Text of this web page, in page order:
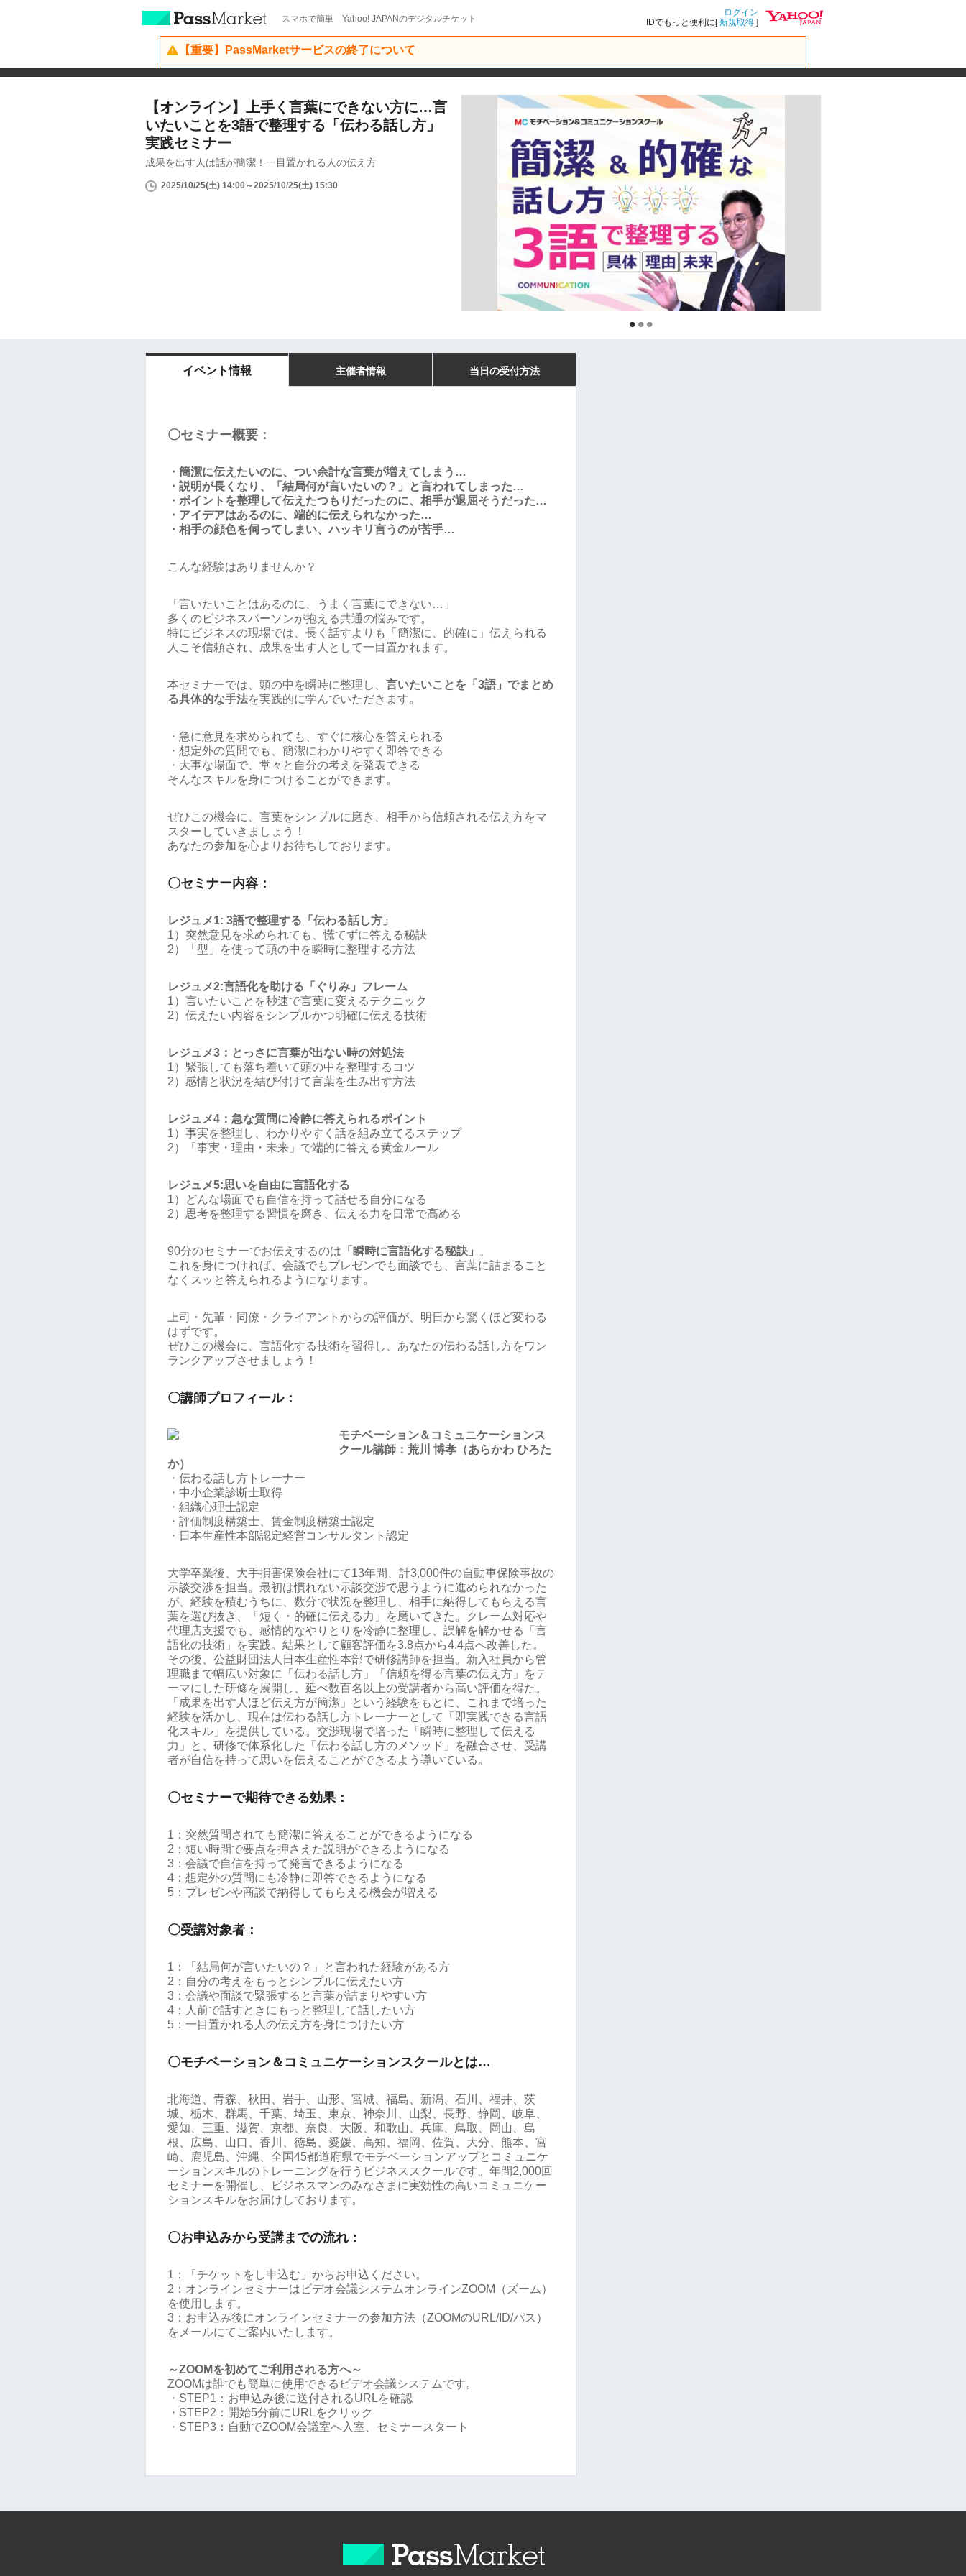
スマホで簡単 Yahoo! JAPANのデジタルチケット
ログイン
IDでもっと便利に[新規取得 ]
【重要】PassMarketサービスの終了について
【オンライン】上手く言葉にできない方に…言
いたいことを3語で整理する「伝わる話し方」
実践セミナー
成果を出す人は話が簡潔！一目置かれる人の伝え方
2025/10/25(土) 14:00～2025/10/25(土) 15:30
イベント情報 主催者情報 当日の受付方法
〇セミナー概要：
・簡潔に伝えたいのに、つい余計な言葉が増えてしまう…
・説明が長くなり、「結局何が言いたいの？」と言われてしまった…
・ポイントを整理して伝えたつもりだったのに、相手が退屈そうだった…
・アイデアはあるのに、端的に伝えられなかった…
・相手の顔色を伺ってしまい、ハッキリ言うのが苦手…
こんな経験はありませんか？
「言いたいことはあるのに、うまく言葉にできない…」
多くのビジネスパーソンが抱える共通の悩みです。
特にビジネスの現場では、長く話すよりも「簡潔に、的確に」伝えられる
人こそ信頼され、成果を出す人として一目置かれます。
本セミナーでは、頭の中を瞬時に整理し、 言いたいことを「3語」でまとめ
る具体的な手法を実践的に学んでいただきます。
・急に意見を求められても、すぐに核心を答えられる
・想定外の質問でも、簡潔にわかりやすく即答できる
・大事な場面で、堂々と自分の考えを発表できる
そんなスキルを身につけることができます。
ぜひこの機会に、言葉をシンプルに磨き、相手から信頼される伝え方をマ
スターしていきましょう！
あなたの参加を心よりお待ちしております。
〇セミナー内容：
レジュメ1: 3語で整理する「伝わる話し方」
1）突然意見を求められても、慌てずに答える秘訣
2）「型」を使って頭の中を瞬時に整理する方法
レジュメ2:言語化を助ける「ぐりみ」フレーム
1）言いたいことを秒速で言葉に変えるテクニック
2）伝えたい内容をシンプルかつ明確に伝える技術
レジュメ3：とっさに言葉が出ない時の対処法
1）緊張しても落ち着いて頭の中を整理するコツ
2）感情と状況を結び付けて言葉を生み出す方法
レジュメ4：急な質問に冷静に答えられるポイント
1）事実を整理し、わかりやすく話を組み立てるステップ
2）「事実・理由・未来」で端的に答える黄金ルール
レジュメ5:思いを自由に言語化する
1）どんな場面でも自信を持って話せる自分になる
2）思考を整理する習慣を磨き、伝える力を日常で高める
90分のセミナーでお伝えするのは 「瞬時に言語化する秘訣」
。
これを身につければ、会議でもプレゼンでも面談でも、言葉に詰まること
なくスッと答えられるようになります。
上司・先輩・同僚・クライアントからの評価が、明日から驚くほど変わる
はずです。
ぜひこの機会に、言語化する技術を習得し、あなたの伝わる話し方をワン
ランクアップさせましょう！
〇講師プロフィール：
モチベーション＆コミュニケーションス
クール講師：荒川 博孝（あらかわ ひろた
か）
・伝わる話し方トレーナー
・中小企業診断士取得
・組織心理士認定
・評価制度構築士、賃金制度構築士認定
・日本生産性本部認定経営コンサルタント認定
大学卒業後、大手損害保険会社にて13年間、計3,000件の自動車保険事故の
示談交渉を担当。最初は慣れない示談交渉で思うように進められなかった
が、経験を積むうちに、数分で状況を整理し、相手に納得してもらえる言
葉を選び抜き、「短く・的確に伝える力」を磨いてきた。クレーム対応や
代理店支援でも、感情的なやりとりを冷静に整理し、誤解を解かせる「言
語化の技術」を実践。結果として顧客評価を3.8点から4.4点へ改善した。
その後、公益財団法人日本生産性本部で研修講師を担当。新入社員から管
理職まで幅広い対象に「伝わる話し方」「信頼を得る言葉の伝え方」をテ
ーマにした研修を展開し、延べ数百名以上の受講者から高い評価を得た。
「成果を出す人ほど伝え方が簡潔」という経験をもとに、これまで培った
経験を活かし、現在は伝わる話し方トレーナーとして「即実践できる言語
化スキル」を提供している。交渉現場で培った「瞬時に整理して伝える
力」と、研修で体系化した「伝わる話し方のメソッド」を融合させ、受講
者が自信を持って思いを伝えることができるよう導いている。
〇セミナーで期待できる効果：
1：突然質問されても簡潔に答えることができるようになる
2：短い時間で要点を押さえた説明ができるようになる
3：会議で自信を持って発言できるようになる
4：想定外の質問にも冷静に即答できるようになる
5：プレゼンや商談で納得してもらえる機会が増える
〇受講対象者：
1：「結局何が言いたいの？」と言われた経験がある方
2：自分の考えをもっとシンプルに伝えたい方
3：会議や面談で緊張すると言葉が詰まりやすい方
4：人前で話すときにもっと整理して話したい方
5：一目置かれる人の伝え方を身につけたい方
〇モチベーション＆コミュニケーションスクールとは…
北海道、青森、秋田、岩手、山形、宮城、福島、新潟、石川、福井、茨
城、栃木、群馬、千葉、埼玉、東京、神奈川、山梨、長野、静岡、岐阜、
愛知、三重、滋賀、京都、奈良、大阪、和歌山、兵庫、鳥取、岡山、島
根、広島、山口、香川、徳島、愛媛、高知、福岡、佐賀、大分、熊本、宮
崎、鹿児島、沖縄、全国45都道府県でモチベーションアップとコミュニケ
ーションスキルのトレーニングを行うビジネススクールです。年間2,000回
セミナーを開催し、ビジネスマンのみなさまに実効性の高いコミュニケー
ションスキルをお届けしております。
〇お申込みから受講までの流れ：
1：「チケットをし申込む」からお申込ください。
2：オンラインセミナーはビデオ会議システムオンラインZOOM（ズーム）
を使用します。
3：お申込み後にオンラインセミナーの参加方法（ZOOMのURL/ID/パス）
をメールにてご案内いたします。
～ZOOMを初めてご利用される方へ～
ZOOMは誰でも簡単に使用できるビデオ会議システムです。
・STEP1：お申込み後に送付されるURLを確認
・STEP2：開始5分前にURLをクリック
・STEP3：自動でZOOM会議室へ入室、セミナースタート